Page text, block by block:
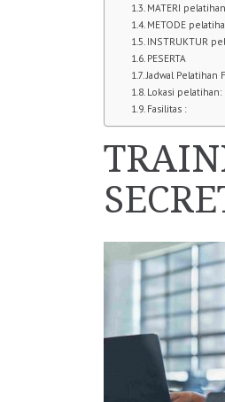
MATERI
METODE
INSTRUKTUR
PESERTA
Jadwal Pelatihan
Lokasi pelatihan:
Fasilitas :